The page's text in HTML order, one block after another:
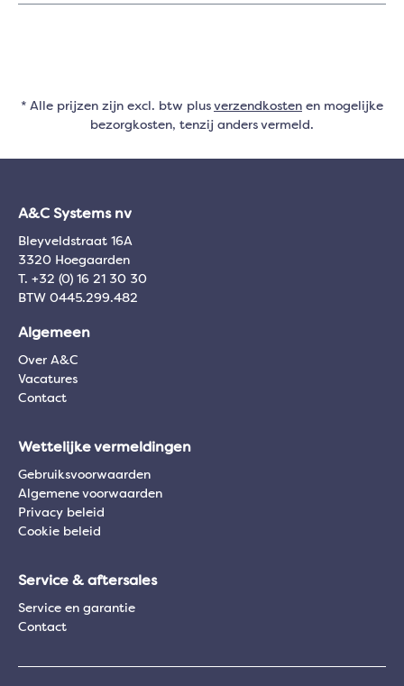
* Alle prijzen zijn excl. btw plus verzendkosten en mogelijke
bezorgkosten, tenzij anders vermeld.
A&C Systems nv
Bleyveldstraat 16A
3320 Hoegaarden
T. +32 (0) 16 21 30 30
BTW 0445.299.482
Algemeen
Over A&C
Vacatures
Contact
Wettelijke vermeldingen
Gebruiksvoorwaarden
Algemene voorwaarden
Privacy beleid
Cookie beleid
Service & aftersales
Service en garantie
Contact